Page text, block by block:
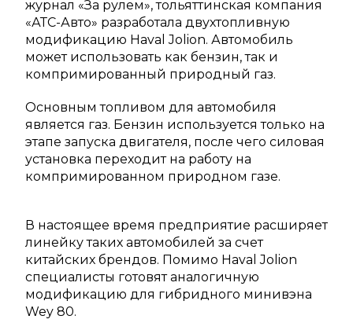
журнал «За рулем», тольяттинская компания
«АТС-Авто» разработала двухтопливную
модификацию Haval Jolion. Автомобиль
может использовать как бензин, так и
компримированный природный газ.
Основным топливом для автомобиля
является газ. Бензин используется только на
этапе запуска двигателя, после чего силовая
установка переходит на работу на
компримированном природном газе.
В настоящее время предприятие расширяет
линейку таких автомобилей за счет
китайских брендов. Помимо Haval Jolion
специалисты готовят аналогичную
модификацию для гибридного минивэна
Wey 80.